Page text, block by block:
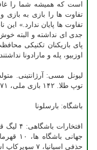
است که همیشه شما را
تفاوت ها را بازی به
تفاوت ها پایان ندارد.» این
جدی ای نداشته و البته
پای بازیکنان تکنیکی
اوزبیو، پله و مارادونا
توپ طلا. ۱۴۲ بازی ملی، ۷۱ گل زده. قهرمانی المپیک در سال ۲۰۰۸
باشگاه: بارسلونا
حذفی اسپانیا، ۷ سوپرکاپ اسپانیا